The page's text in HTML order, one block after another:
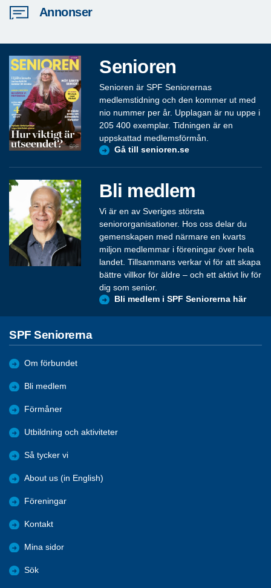
Annonser
Senioren
Senioren är SPF Seniorernas
medlemstidning och den kommer ut med
nio nummer per år. Upplagan är nu uppe i
205 400 exemplar. Tidningen är en
uppskattad medlemsförmån.
Gå till senioren.se
Bli medlem
Vi är en av Sveriges största
seniororganisationer. Hos oss delar du
gemenskapen med närmare en kvarts
miljon medlemmar i föreningar över hela
landet. Tillsammans verkar vi för att skapa
bättre villkor för äldre – och ett aktivt liv för
dig som senior.
Bli medlem i SPF Seniorerna här
SPF Seniorerna
Om förbundet
Bli medlem
Förmåner
Utbildning och aktiviteter
Så tycker vi
About us (in English)
Föreningar
Kontakt
Mina sidor
Sök